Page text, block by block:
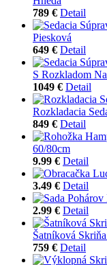
789 € Detail
Piesková
649 € Detail
S Rozkladom
1049 € Detail
Rozkladacia
849 € Detail
60/80cm
9.99 € Detail
3.49 € Detail
2.99 € Detail
Šatníková
759 € Detail